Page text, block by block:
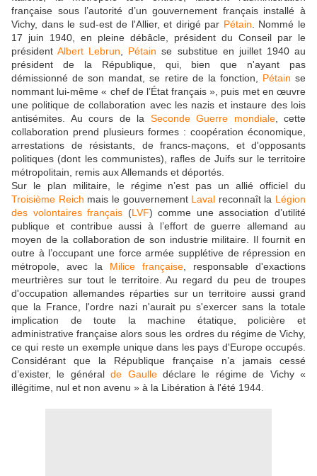
française sous l’autorité d’un gouvernement français installé à
Vichy, dans le sud-est de l'Allier, et dirigé par Pétain . Nommé le
17 juin 1940, en pleine débâcle, président du Conseil par le
présidentAlbert Lebrun Pétain se substitue en juillet 1940 au
président de la République, qui, bien que n'ayant pas
démissionné de son mandat, se retire de la fonction, Pétain se
nommant lui-même « chef de l’État français », puis met en œuvre
une politique de collaboration avec les nazis et instaure des lois
antisémites. Au cours de la Seconde Guerre mondiale, cette
collaboration prend plusieurs formes : coopération économique,
arrestations de résistants, de francs-maçons, et d'opposants
politiques (dont les communistes), rafles de Juifs sur le territoire
métropolitain, remis aux Allemands et déportés.
Sur le plan militaire, le régime n’est pas un allié officiel du
Troisième Reich mais le gouvernement Laval reconnaît la Légion
des volontaires français (LVF) comme une association d’utilité
publique et contribue aussi à l’effort de guerre allemand au
moyen de la collaboration de son industrie militaire. Il fournit en
outre à l’occupant une force armée supplétive de répression en
métropole, avec la Milice française , responsable d'exactions
meurtrières sur tout le territoire. Au regard du peu de troupes
d'occupation allemandes réparties sur un territoire aussi grand
que la France, l'ordre nazi n'aurait pu s'exercer sans la totale
implication de toute la machine étatique, policière et
administrative française alors sous les ordres du régime de Vichy,
ce qui reste un exemple unique dans les pays d'Europe occupés.
Considérant que la République française n’a jamais cessé
d’exister, le généralde Gaulledéclare le régime de Vichy «
illégitime, nul et non avenu » à la Libération à l'été 1944.